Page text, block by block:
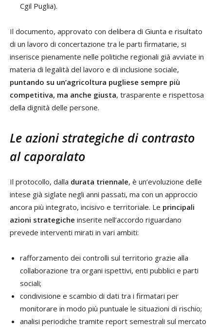
Cgil Puglia).
Il documento, approvato con delibera di Giunta e risultato
di un lavoro di concertazione tra le parti firmatarie, si
inserisce pienamente nelle politiche regionali già avviate in
materia di legalità del lavoro e di inclusione sociale,
puntando su un’agricoltura pugliese sempre più
competitiva, ma anche giusta, trasparente e rispettosa
della dignità delle persone.
Le azioni strategiche di contrasto
al caporalato
Il protocollo, dalla durata triennale, è un’evoluzione delle
intese già siglate negli anni passati, ma con un approccio
ancora più integrato, incisivo e territoriale. Le principali
azioni strategiche inserite nell’accordo riguardano
prevede interventi mirati in vari ambiti:
rafforzamento dei controlli sul territorio grazie alla
collaborazione tra organi ispettivi, enti pubblici e parti
sociali;
condivisione e scambio di dati tra i firmatari per
monitorare in modo più puntuale le situazioni di rischio;
analisi periodiche tramite report semestrali sul mercato